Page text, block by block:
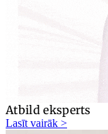
Atbild eksperts
Lasīt vairāk >